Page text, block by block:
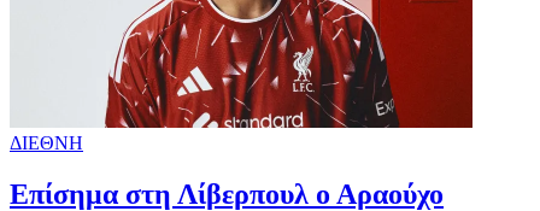
ΔΙΕΘΝΗ
Επίσημα στη Λίβερπουλ ο Αραούχο